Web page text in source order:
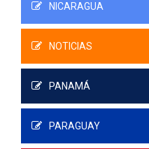
NICARAGUA
NOTICIAS
PANAMÁ
PARAGUAY